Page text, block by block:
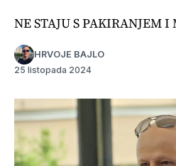
NE STAJU S PAKIRANJEM
HRVOJE BAJLO
25 listopada 2024